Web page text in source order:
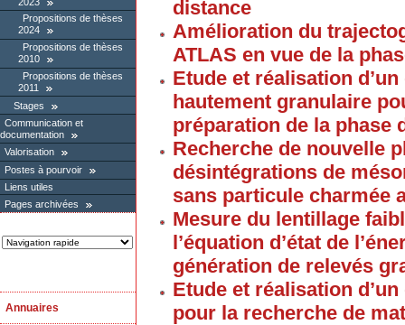
Propositions de thèses
2024
Propositions de thèses
2010
Propositions de thèses
2011
Stages
Communication et
documentation
Valorisation
Postes à pourvoir
Liens utiles
Pages archivées
Annuaires
distance
Amélioration du
ATLAS en vue de la
Etude et réalisation
hautement granulaire
préparation de la phase
Recherche de nouvelle
désintégrations de
sans particule charmée
Mesure du lentillage
l’équation d’état de
génération de relevés
Etude et réalisation
pour la recherche de